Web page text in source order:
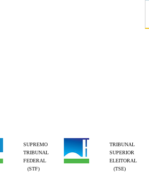
SUPREMO
TRIBUNAL
FEDERAL
(STF)
TRIBUNAL
SUPERIOR
ELEITORAL
(TSE)